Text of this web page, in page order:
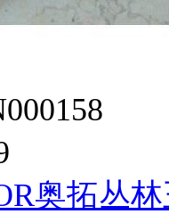
奥拓丛